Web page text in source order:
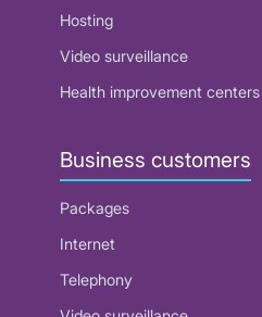
Hosting
Video surveillance
Health improvement centers
Business customers
Packages
Internet
Telephony